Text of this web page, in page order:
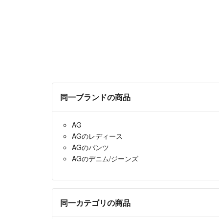
同一ブランドの商品
AG
AGのレディース
AGのパンツ
AGのデニム/ジーンズ
同一カテゴリの商品